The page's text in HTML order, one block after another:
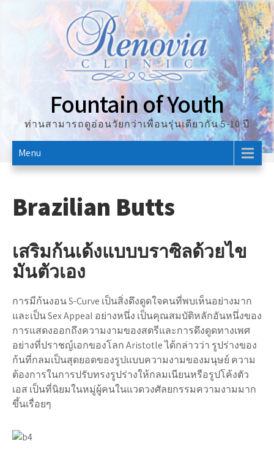
Fountain of Youth
ท่านสามารถดูอ่อนวัยกว่าเพื่อนรุ่นเดียวกัน 5-10 ปี
Menu
Brazilian Butts
เสริมก้นเด้งแบบบราซิลด้วยไข
มันตัวเอง
การมีก้นงอน S-Curve เป็นสิ่งดึงดูดใจคนที่พบเห็นอย่างมาก
และเป็น Sex Appeal อย่างหนึ่ง เป็นคุณสมบัติหลักอันหนึ่งของ
การแสดงออกถึงความงามของสตรีและการดึงดูดทางเพศ
อย่างที่ปราชญ์เอกของโลก Aristotle ได้กล่าวว่า รูปร่างของ
ก้นที่กลมเป็นสุดยอดของรูปแบบความงามของมนุษย์ ความ
ต้องการในการปรับทรงรูปร่างให้กลมเนียนหรือรูปโค้งตัว
เอส เป็นที่นิยมในหมู่ผู้คนในแวดวงศัลยกรรมความงามมาก
ขึ้นเรื่อยๆ